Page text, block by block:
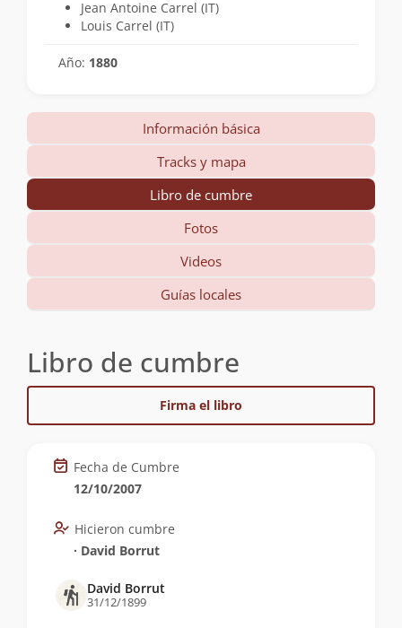
Jean Antoine Carrel (IT)
Louis Carrel (IT)
Año: 1880
Información básica
Tracks y mapa
Libro de cumbre
Fotos
Videos
Guías locales
Libro de cumbre
Firma el libro
Fecha de Cumbre
12/10/2007
Hicieron cumbre
∙ David Borrut
David Borrut
31/12/1899